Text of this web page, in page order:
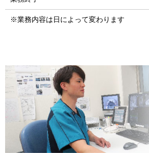
※業務内容は日によって変わります